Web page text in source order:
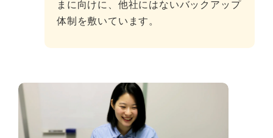
まに向けに、他社にはないバックアップ
体制を敷いています。